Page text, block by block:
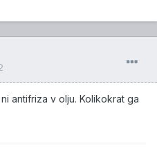
antifriza v olju. Kolikokrat ga